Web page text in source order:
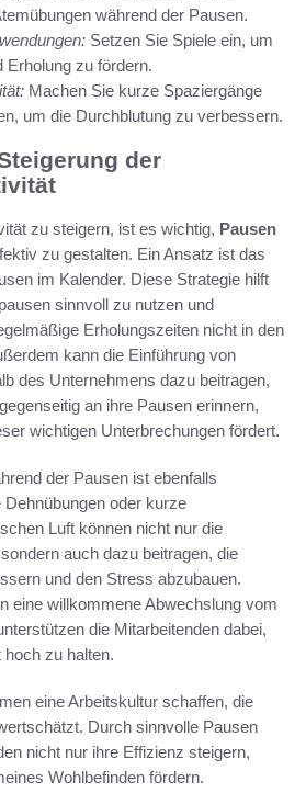
während der Pausen.
Setzen Sie Spiele ein, um
Erholung zu fördern.
Machen Sie kurze Spaziergänge
um die Durchblutung zu verbessern.
der
zu steigern, ist es wichtig, Pausen
zu gestalten. Ein Ansatz ist das
im Kalender. Diese Strategie hilft
sinnvoll zu nutzen und
Erholungszeiten nicht in den
kann die Einführung von
des Unternehmens dazu beitragen,
an ihre Pausen erinnern,
wichtigen Unterbrechungen fördert.
der Pausen ist ebenfalls
oder kurze
Luft können nicht nur die
auch dazu beitragen, die
und den Stress abzubauen.
eine willkommene Abwechslung vom
die Mitarbeitenden dabei,
hoch zu halten.
eine Arbeitskultur schaffen, die
Durch sinnvolle Pausen
nicht nur ihre Effizienz steigern,
Wohlbefinden fördern.